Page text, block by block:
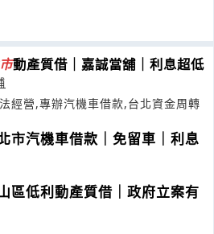
動產質借｜嘉誠當舖｜利息超低
經營,專辦汽機車借款,台北資金周轉
市汽機車借款｜免留車｜利息
區低利動產質借｜政府立案有